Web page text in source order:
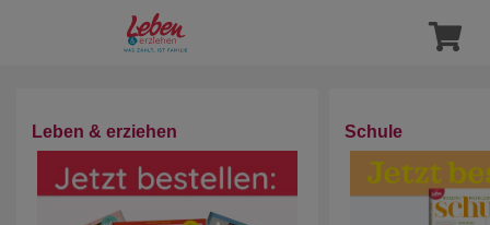
Leben & erziehen Schule